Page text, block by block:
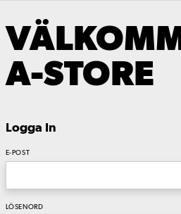
A-STORE
Logga In
E-POST
LÖSENORD